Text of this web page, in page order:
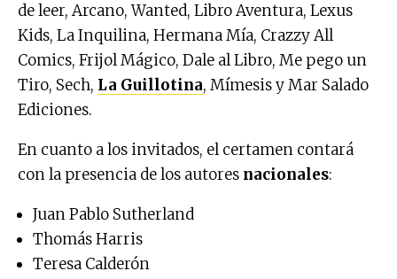
de leer, Arcano, Wanted, Libro Aventura, Lexus
Kids, La Inquilina, Hermana Mía, Crazzy All
Comics, Frijol Mágico, Dale al Libro, Me pego un
Tiro, Sech, La Guillotina, Mímesis y Mar Salado
Ediciones.
En cuanto a los invitados, el certamen contará
con la presencia de los autores nacionales:
Juan Pablo Sutherland
Thomás Harris
Teresa Calderón